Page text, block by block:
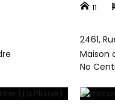
11
2461,
Maison
No